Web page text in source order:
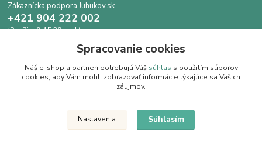
Zákaznícka podpora Juhukov.sk
+421 904 222 002
(Po-Pia, 9-15.30 hod.)
info@juhokov.sk
Upravit sběr cookies.
Spracovanie cookies
Náš e-shop a partneri potrebujú Váš súhlas s použitím súborov
cookies, aby Vám mohli zobrazovať informácie týkajúce sa Vašich
záujmov.
Nastavenia Súhlasím